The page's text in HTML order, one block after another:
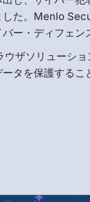
た。Menlo
ー・ディフェ
ザソリューショ
タを保護するこ